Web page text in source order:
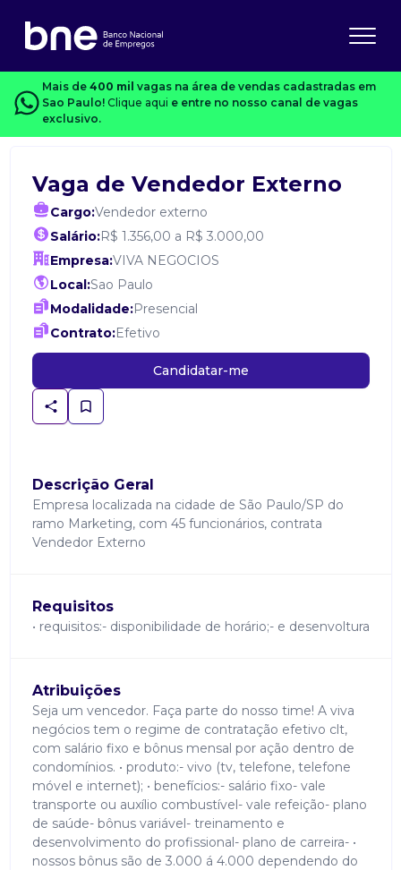
Mais de 400 mil vagas na área de vendas cadastradas em
Sao Paulo! Clique aqui e entre no nosso canal de vagas
exclusivo.
Vaga de Vendedor Externo
Cargo:Vendedor externo
Salário:R$ 1.356,00 a R$ 3.000,00
Empresa:VIVA NEGOCIOS
Local:Sao Paulo
Modalidade:Presencial
Contrato:Efetivo
Candidatar-me
Descrição Geral
Empresa localizada na cidade de São Paulo/SP do
ramo Marketing, com 45 funcionários, contrata
Vendedor Externo
Requisitos
• requisitos:- disponibilidade de horário;- e desenvoltura
Atribuições
Seja um vencedor. Faça parte do nosso time! A viva
negócios tem o regime de contratação efetivo clt,
com salário fixo e bônus mensal por ação dentro de
condomínios. • produto:- vivo (tv, telefone, telefone
móvel e internet); • benefícios:- salário fixo- vale
transporte ou auxílio combustível- vale refeição- plano
de saúde- bônus variável- treinamento e
desenvolvimento do profissional- plano de carreira- •
nossos bônus são de 3.000 á 4.000 dependendo do